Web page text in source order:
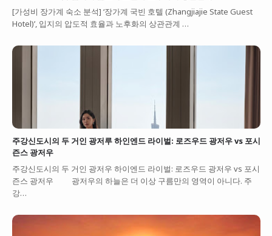
[가성비 장가계 숙소 분석] ‘장가계 국빈 호텔 (Zhangjiajie State Guest
Hotel)’, 입지의 압도적 효율과 노후화의 상관관계 …
주강신도시의 두 거인 광저루 하인엔드 라이벌: 로즈우드 광저우 vs 포시
즌스 광저우
주강신도시의 두 거인 광저우 하이엔드 라이벌: 로즈우드 광저우 vs 포시
즌스 광저우 광저우의 하늘은 더 이상 구름만의 영역이 아니다. 주
강…